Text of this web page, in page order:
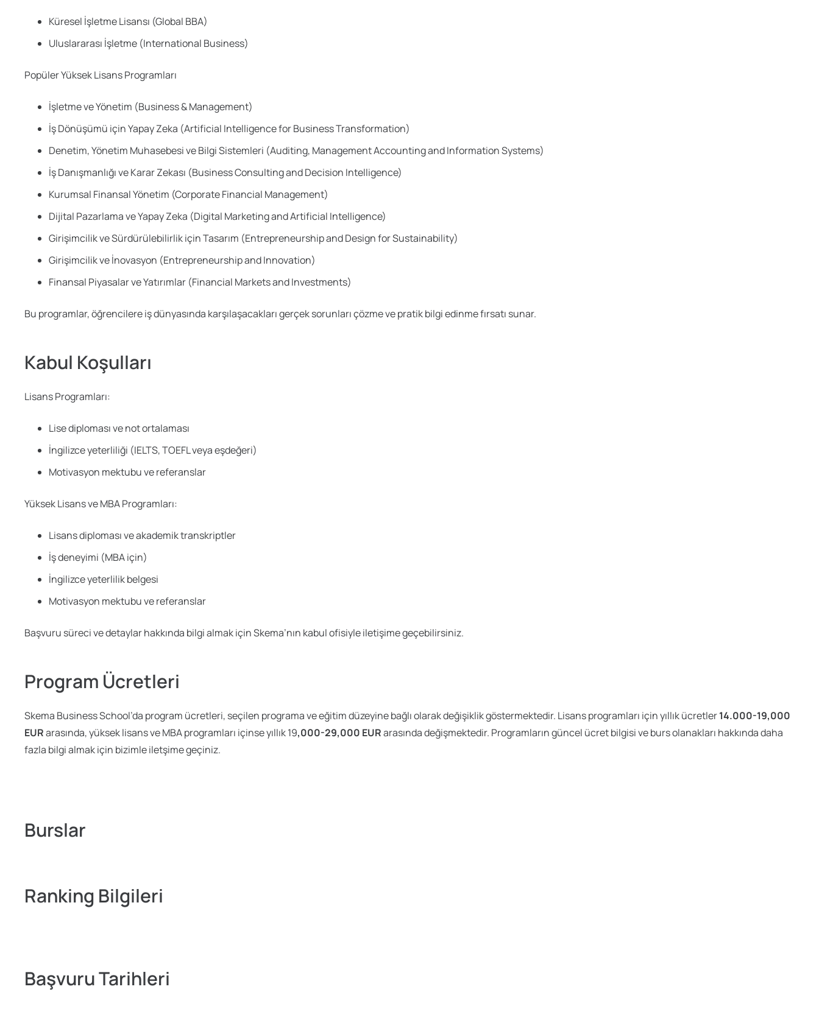
Küresel İşletme Lisansı (Global BBA)
Uluslararası İşletme (International Business)
Popüler Yüksek Lisans Programları
İşletme ve Yönetim (Business & Management)
İş Dönüşümü için Yapay Zeka (Artificial Intelligence for Business Transformation)
Denetim, Yönetim Muhasebesi ve Bilgi Sistemleri (Auditing, Management Accounting and Information Systems)
İş Danışmanlığı ve Karar Zekası (Business Consulting and Decision Intelligence)
Kurumsal Finansal Yönetim (Corporate Financial Management)
Dijital Pazarlama ve Yapay Zeka (Digital Marketing and Artificial Intelligence)
Girişimcilik ve Sürdürülebilirlik için Tasarım (Entrepreneurship and Design for Sustainability)
Girişimcilik ve İnovasyon (Entrepreneurship and Innovation)
Finansal Piyasalar ve Yatırımlar (Financial Markets and Investments)
Bu programlar, öğrencilere iş dünyasında karşılaşacakları gerçek sorunları çözme ve pratik bilgi edinme fırsatı sunar.
Kabul Koşulları
Lisans Programları:
Lise diploması ve not ortalaması
İngilizce yeterliliği (IELTS, TOEFL veya eşdeğeri)
Motivasyon mektubu ve referanslar
Yüksek Lisans ve MBA Programları:
Lisans diploması ve akademik transkriptler
İş deneyimi (MBA için)
İngilizce yeterlilik belgesi
Motivasyon mektubu ve referanslar
Başvuru süreci ve detaylar hakkında bilgi almak için Skema’nın kabul ofisiyle iletişime geçebilirsiniz.
Program Ücretleri
Skema Business School’da program ücretleri, seçilen programa ve eğitim düzeyine bağlı olarak değişiklik göstermektedir. Lisans programları için yıllık ücretler14.000-19,000
EURarasında, yüksek lisans ve MBA programları içinse yıllık 19,000-29,000 EURarasında değişmektedir. Programların güncel ücret bilgisi ve burs olanakları hakkında daha
fazla bilgi almak için bizimle iletşime geçiniz.
Burslar
Ranking Bilgileri
Başvuru Tarihleri